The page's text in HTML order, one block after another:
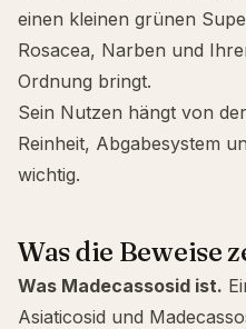
einen kleinen grünen
Rosacea, Narben und
Ordnung bringt.
Sein Nutzen hängt von
Reinheit, Abgabesystem
wichtig.
Was die Beweise
Was Madecassosid ist.
Asiaticosid und